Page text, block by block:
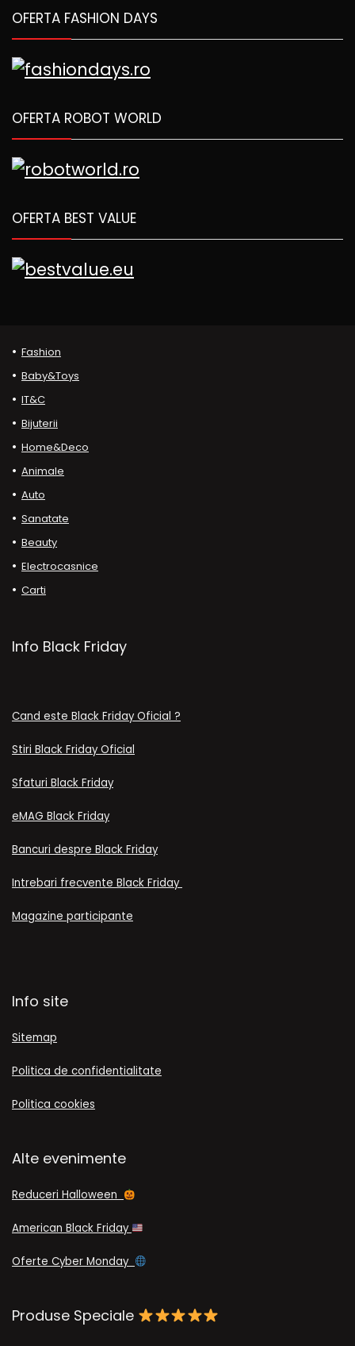
OFERTA FASHION DAYS
OFERTA ROBOT WORLD
OFERTA BEST VALUE
Fashion
Baby&Toys
IT&C
Bijuterii
Home&Deco
Animale
Auto
Sanatate
Beauty
Electrocasnice
Carti
Info Black Friday
Cand este Black Friday Oficial ?
Stiri Black Friday Oficial
Sfaturi Black Friday
eMAG Black Friday
Bancuri despre Black Friday
Intrebari frecvente Black Friday
Magazine participante
Info site
Sitemap
Politica de confidentialitate
Politica cookies
Alte evenimente
Reduceri Halloween
American Black Friday
Oferte Cyber Monday
Produse Speciale